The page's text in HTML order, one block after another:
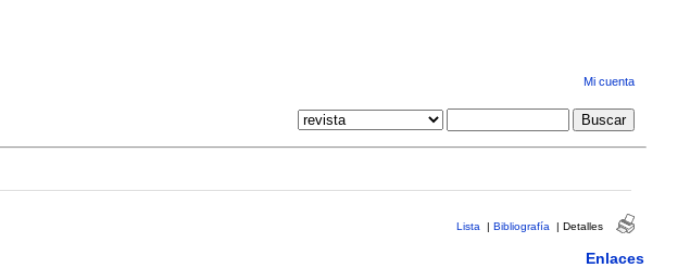
Mi cuenta
Lista | Bibliografía | Detalles
Enlaces